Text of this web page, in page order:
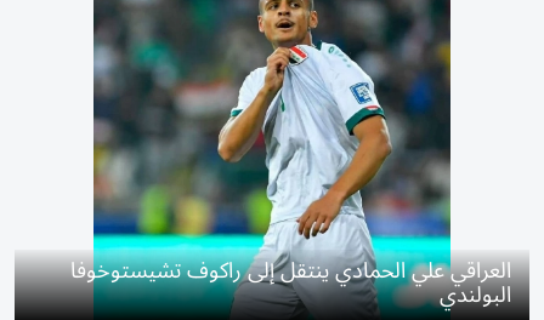
العراقي علي الحمادي ينتقل إلى راكوف تشيستوخوفا
البولندي